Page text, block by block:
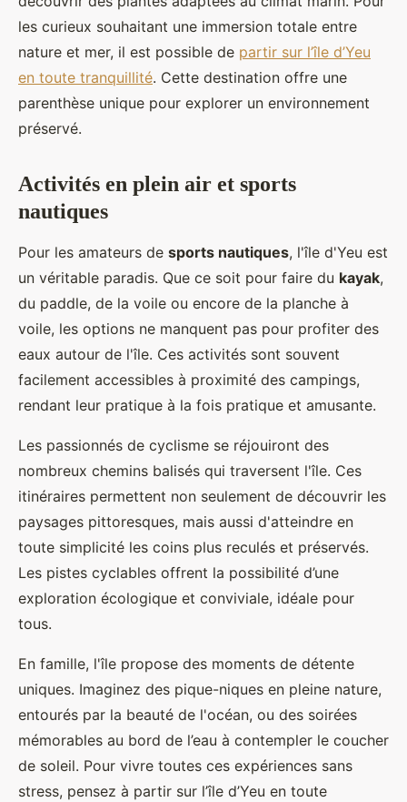
les curieux souhaitant une immersion totale entre
nature et mer, il est possible de partir sur l’île d’Yeu
en toute tranquillité. Cette destination offre une
parenthèse unique pour explorer un environnement
préservé.
Activités en plein air et sports
nautiques
Pour les amateurs de sports nautiques, l'île d'Yeu est
un véritable paradis. Que ce soit pour faire du kayak,
du paddle, de la voile ou encore de la planche à
voile, les options ne manquent pas pour profiter des
eaux autour de l'île. Ces activités sont souvent
facilement accessibles à proximité des campings,
rendant leur pratique à la fois pratique et amusante.
Les passionnés de cyclisme se réjouiront des
nombreux chemins balisés qui traversent l'île. Ces
itinéraires permettent non seulement de découvrir les
paysages pittoresques, mais aussi d'atteindre en
toute simplicité les coins plus reculés et préservés.
Les pistes cyclables offrent la possibilité d’une
exploration écologique et conviviale, idéale pour
tous.
En famille, l'île propose des moments de détente
uniques. Imaginez des pique-niques en pleine nature,
entourés par la beauté de l'océan, ou des soirées
mémorables au bord de l’eau à contempler le coucher
de soleil. Pour vivre toutes ces expériences sans
stress, pensez à partir sur l’île d’Yeu en toute